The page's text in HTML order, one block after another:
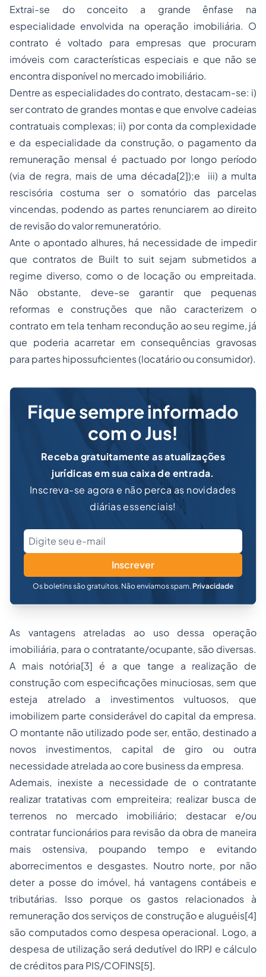
Extrai-se do conceito a grande ênfase na
especialidade envolvida na operação imobiliária. O
contrato é voltado para empresas que procuram
imóveis com características especiais e que não se
encontra disponível no mercado imobiliário.
Dentre as especialidades do contrato, destacam-se: i)
ser contrato de grandes montas e que envolve cadeias
contratuais complexas; ii) por conta da complexidade
e da especialidade da construção, o pagamento da
remuneração mensal é pactuado por longo período
(via de regra, mais de uma década[2]);e iii) a multa
rescisória costuma ser o somatório das parcelas
vincendas, podendo as partes renunciarem ao direito
de revisão do valor remuneratório.
Ante o apontado alhures, há necessidade de impedir
que contratos de Built to suit sejam submetidos a
regime diverso, como o de locação ou empreitada.
Não obstante, deve-se garantir que pequenas
reformas e construções que não caracterizem o
contrato em tela tenham recondução ao seu regime, já
que poderia acarretar em consequências gravosas
para partes hipossuficientes (locatário ou consumidor).
Fique sempre informado
com o Jus!
Receba gratuitamente as atualizações
jurídicas em sua caixa de entrada.
Inscreva-se agora e não perca as novidades
diárias essenciais!
Inscrever
Os boletins são gratuitos. Não enviamos spam. Privacidade
As vantagens atreladas ao uso dessa operação
imobiliária, para o contratante/ocupante, são diversas.
A mais notória[3] é a que tange a realização de
construção com especificações minuciosas, sem que
esteja atrelado a investimentos vultuosos, que
imobilizem parte considerável do capital da empresa.
O montante não utilizado pode ser, então, destinado a
novos investimentos, capital de giro ou outra
necessidade atrelada ao core business da empresa.
Ademais, inexiste a necessidade de o contratante
realizar tratativas com empreiteira; realizar busca de
terrenos no mercado imobiliário; destacar e/ou
contratar funcionários para revisão da obra de maneira
mais ostensiva, poupando tempo e evitando
aborrecimentos e desgastes. Noutro norte, por não
deter a posse do imóvel, há vantagens contábeis e
tributárias. Isso porque os gastos relacionados à
remuneração dos serviços de construção e aluguéis[4]
são computados como despesa operacional. Logo, a
despesa de utilização será dedutível do IRPJ e cálculo
de créditos para PIS/COFINS[5].